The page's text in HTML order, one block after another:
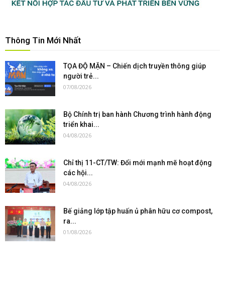
Thông Tin Mới Nhất
TỌA ĐỘ MẶN – Chiến dịch truyền thông giúp
người trẻ...
07/08/2026
Bộ Chính trị ban hành Chương trình hành động
triển khai...
04/08/2026
Chỉ thị 11-CT/TW: Đổi mới mạnh mẽ hoạt động
các hội...
04/08/2026
Bế giảng lớp tập huấn ủ phân hữu cơ compost,
ra...
01/08/2026